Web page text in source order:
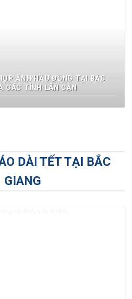
ẢNH HẦU ĐỒNG TẠI BẮC
CÁC TỈNH LÂN CẬN
DÀI TẾT TẠI BẮC
GIANG